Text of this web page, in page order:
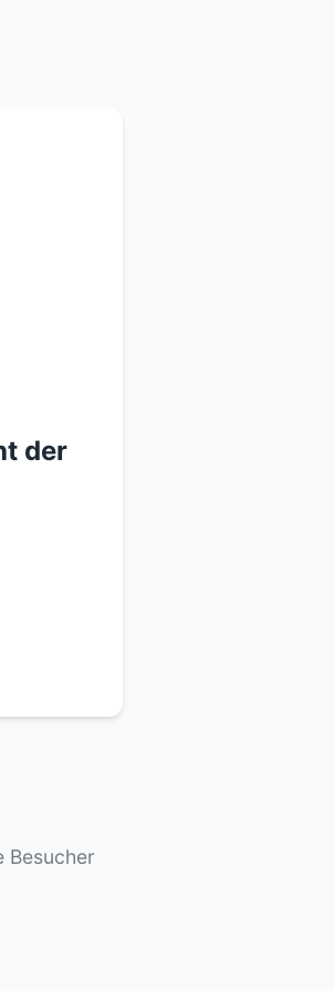
der
Besucher